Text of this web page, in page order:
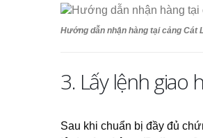
Hướng dẫn nhận hàng tại cảng Cát
3. Lấy lệnh giao
Sau khi chuẩn bị đầy đủ